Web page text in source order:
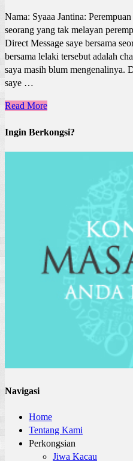
Nama: Syaaa Jantina:
seorang yang tak melayan
Direct Message saye bersama
bersama lelaki tersebut adalah
saya masih blum mengenalinya.
saye …
Read More
Ingin Berkongsi?
Navigasi
Home
Tentang Kami
Perkongsian
Jiwa Kacau